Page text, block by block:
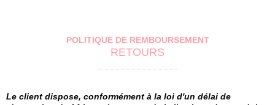
POLITIQUE DE REMBOURSEMENT
RETOURS
Le client dispose, conformément à la loi d'un délai de